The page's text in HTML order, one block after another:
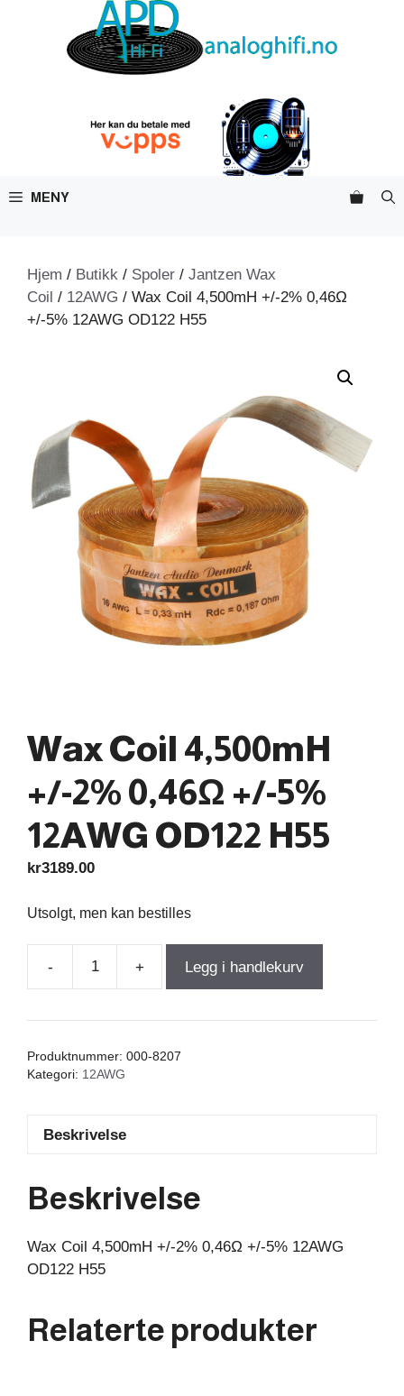
MENY
Hjem / Butikk / Spoler / Jantzen Wax
Coil / 12AWG / Wax Coil 4,500mH +/-2% 0,46Ω
+/-5% 12AWG OD122 H55
Wax Coil 4,500mH
+/-2% 0,46Ω +/-5%
12AWG OD122 H55
kr3189.00
Utsolgt, men kan bestilles
-
Wax
4,500mH
+ Legg i handlekurv
Produktnummer: 000-8207
Kategori: 12AWG
Beskrivelse
Beskrivelse
Wax Coil 4,500mH +/-2% 0,46Ω +/-5% 12AWG
OD122 H55
Relaterte produkter